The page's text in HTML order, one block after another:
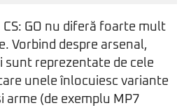
CS: GO nu diferă foarte mult
Vorbind despre arsenal,
sunt reprezentate de cele
unele înlocuiesc variante
arme (de exemplu MP7